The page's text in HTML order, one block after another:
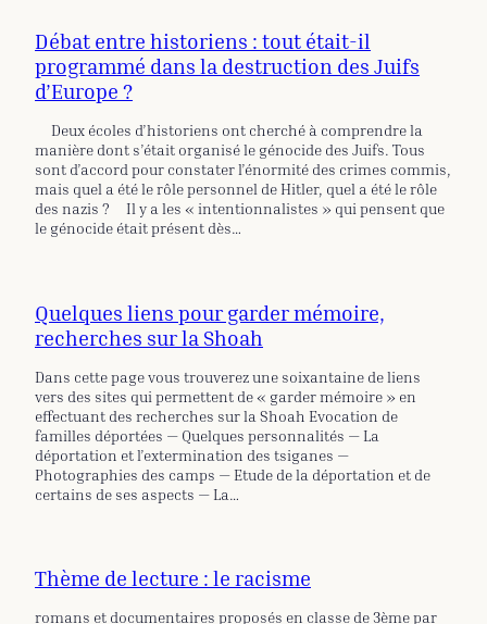
Débat entre historiens : tout était-il
programmé dans la destruction des Juifs
d’Europe ?
Deux écoles d’historiens ont cherché à comprendre la
manière dont s’était organisé le génocide des Juifs. Tous
sont d’accord pour constater l’énormité des crimes commis,
mais quel a été le rôle personnel de Hitler, quel a été le rôle
des nazis ? Il y a les « intentionnalistes » qui pensent que
le génocide était présent dès…
Quelques liens pour garder mémoire,
recherches sur la Shoah
Dans cette page vous trouverez une soixantaine de liens
vers des sites qui permettent de « garder mémoire » en
effectuant des recherches sur la Shoah Evocation de
familles déportées — Quelques personnalités — La
déportation et l’extermination des tsiganes —
Photographies des camps — Etude de la déportation et de
certains de ses aspects — La…
Thème de lecture : le racisme
romans et documentaires proposés en classe de 3ème par